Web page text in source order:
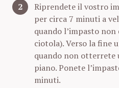
Riprendete il vostro
per circa 7 minuti a
quando l’impasto
ciotola). Verso la fine
quando non otterrete
piano. Ponete
minuti.